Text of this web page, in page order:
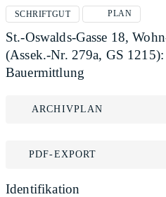
SCHRIFTGUT PLAN
St.-Oswalds-Gasse 18,
(Assek.-Nr. 279a, GS
Bauermittlung
ARCHIVPLAN
PDF-EXPORT
Identifikation